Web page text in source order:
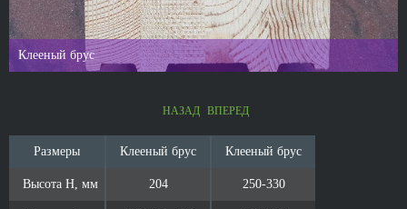
НАЗАД
Клееный брус
ВПЕРЕД
Размеры Клееный брус Клееный брус
Высота Н, мм 204 250-330